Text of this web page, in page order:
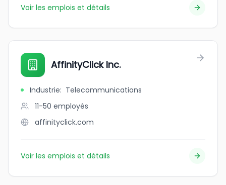
Voir les emplois et détails
AffinityClick Inc.
Industrie: Telecommunications
11-50 employés
affinityclick.com
Voir les emplois et détails